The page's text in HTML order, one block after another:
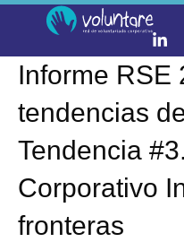
Informe RSE
tendencias
Tendencia
Corporativo
fronteras